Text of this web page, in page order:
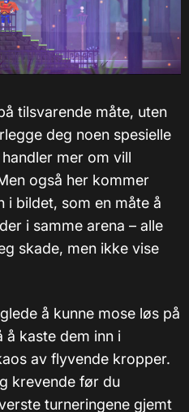
tilsvarende måte, uten
deg noen spesielle
mer om vill
også her kommer
i bildet, som en måte å
i samme arena – alle
skade, men ikke vise
å kunne mose løs på
å kaste dem inn i
av flyvende kropper.
krevende før du
turneringene gjemt